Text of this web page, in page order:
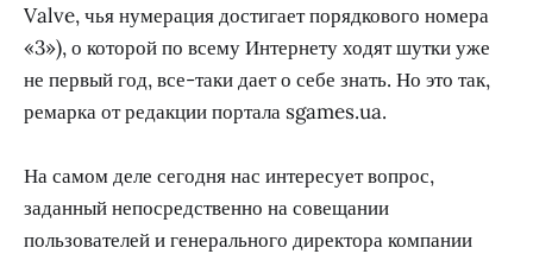
Valve, чья нумерация достигает порядкового номера
«3»), о которой по всему Интернету ходят шутки уже
не первый год, все-таки дает о себе знать. Но это так,
ремарка от редакции портала sgames.ua.
На самом деле сегодня нас интересует вопрос,
заданный непосредственно на совещании
пользователей и генерального директора компании